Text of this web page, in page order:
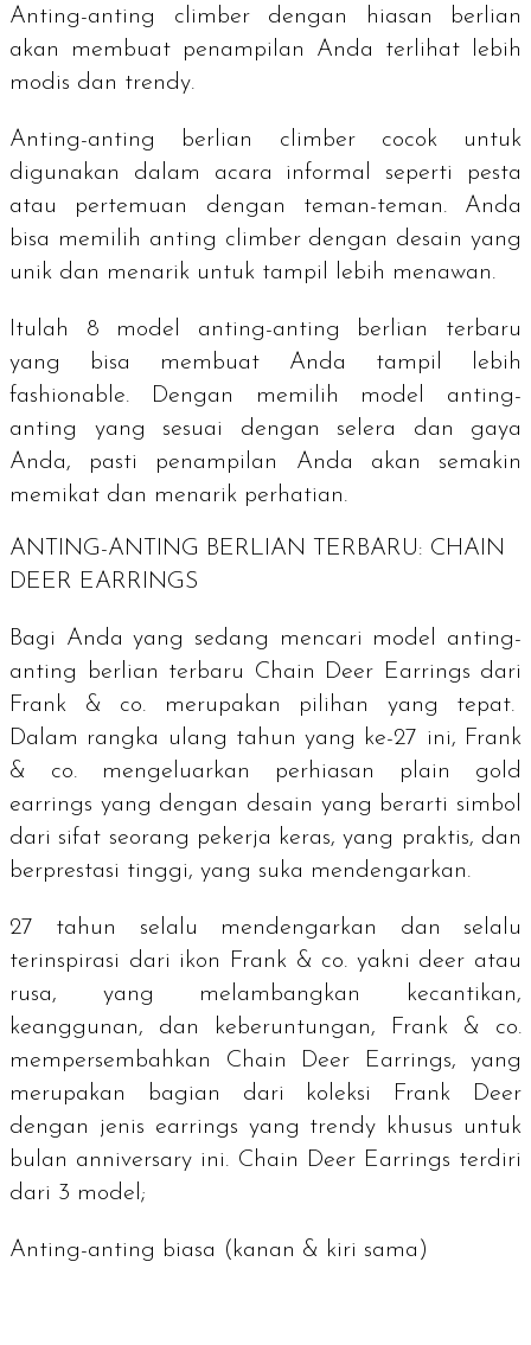
Anting-anting climber dengan hiasan berlian
akan membuat penampilan Anda terlihat lebih
modis dan trendy.
Anting-anting berlian climber cocok untuk
digunakan dalam acara informal seperti pesta
atau pertemuan dengan teman-teman. Anda
bisa memilih anting climber dengan desain yang
unik dan menarik untuk tampil lebih menawan.
Itulah 8 model anting-anting berlian terbaru
yang bisa membuat Anda tampil lebih
fashionable. Dengan memilih model anting-
anting yang sesuai dengan selera dan gaya
Anda, pasti penampilan Anda akan semakin
memikat dan menarik perhatian.
ANTING-ANTING BERLIAN TERBARU: CHAIN
DEER EARRINGS
Bagi Anda yang sedang mencari model anting-
anting berlian terbaru Chain Deer Earrings dari
Frank & co. merupakan pilihan yang tepat.
Dalam rangka ulang tahun yang ke-27 ini, Frank
& co. mengeluarkan perhiasan plain gold
earrings yang dengan desain yang berarti simbol
dari sifat seorang pekerja keras, yang praktis, dan
berprestasi tinggi, yang suka mendengarkan.
27 tahun selalu mendengarkan dan selalu
terinspirasi dari ikon Frank & co. yakni deer atau
rusa, yang melambangkan kecantikan,
keanggunan, dan keberuntungan, Frank & co.
mempersembahkan Chain Deer Earrings, yang
merupakan bagian dari koleksi Frank Deer
dengan jenis earrings yang trendy khusus untuk
bulan anniversary ini. Chain Deer Earrings terdiri
dari 3 model;
Anting-anting biasa (kanan & kiri sama)